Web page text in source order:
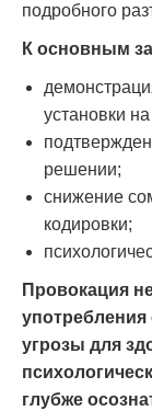
подробного
К основным
установки
решении;
снижение
кодировки;
Провокация
употребления
угрозы для
глубже